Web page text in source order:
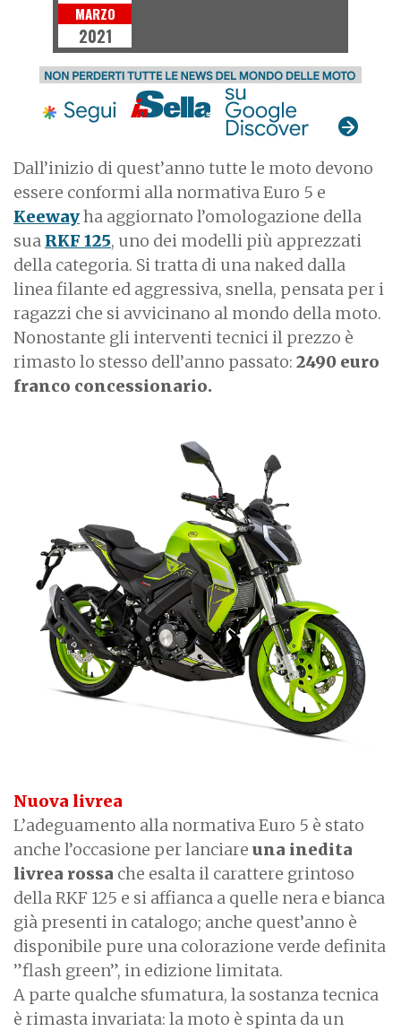
Dall’inizio di quest’anno tutte le moto devono
essere conformi alla normativa Euro 5 e
Keewayha aggiornato l’omologazione della
sua RKF 125, uno dei modelli più apprezzati
della categoria. Si tratta di una naked dalla
linea filante ed aggressiva, snella, pensata per i
ragazzi che si avvicinano al mondo della moto.
Nonostante gli interventi tecnici il prezzo è
rimasto lo stesso dell’anno passato: 2490 euro
franco concessionario.
Nuova livrea
L’adeguamento alla normativa Euro 5 è stato
anche l’occasione per lanciare una inedita
livrea rossa che esalta il carattere grintoso
della RKF 125 e si affianca a quelle nera e bianca
già presenti in catalogo; anche quest’anno è
disponibile pure una colorazione verde definita
”flash green”, in edizione limitata.
A parte qualche sfumatura, la sostanza tecnica
è rimasta invariata: la moto è spinta da un
MARZO
2021